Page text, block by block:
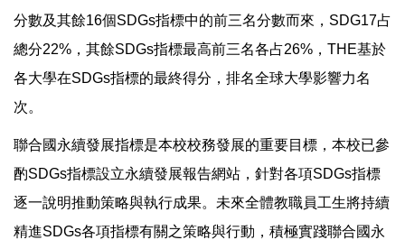
分數及其餘16個SDGs指標中的前三名分數而來，SDG17占
總分22%，其餘SDGs指標最高前三名各占26%，THE基於
各大學在SDGs指標的最終得分，排名全球大學影響力名
次。
聯合國永續發展指標是本校校務發展的重要目標，本校已參
酌SDGs指標設立永續發展報告網站，針對各項SDGs指標
逐一說明推動策略與執行成果。未來全體教職員工生將持續
精進SDGs各項指標有關之策略與行動，積極實踐聯合國永